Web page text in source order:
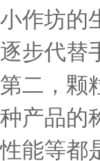
小作坊的
逐步代替
第二，颗
种产品的
性能等都